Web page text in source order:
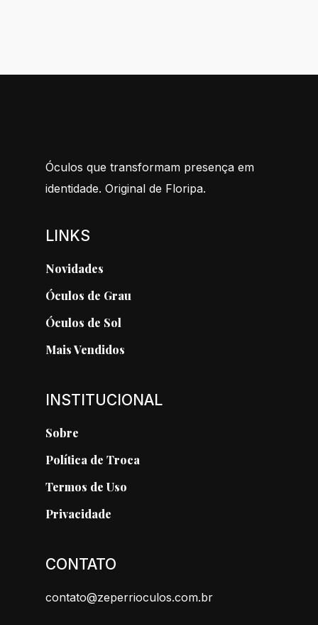
Óculos que transformam presença em
identidade. Original de Floripa.
LINKS
Novidades
Óculos de Grau
Óculos de Sol
Mais Vendidos
INSTITUCIONAL
Sobre
Política de Troca
Termos de Uso
Privacidade
CONTATO
contato@zeperrioculos.com.br